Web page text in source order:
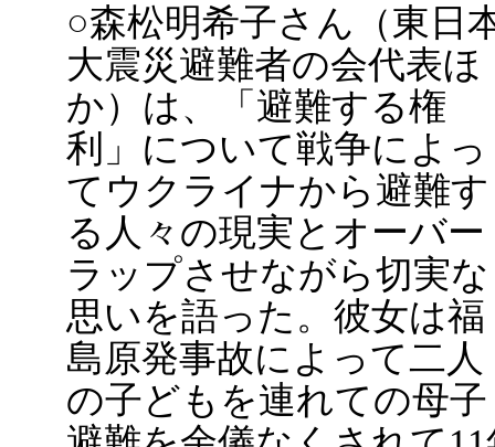
○森松明希子さん（東日
大震災避難者の会代表ほ
か）は、「避難する権
利」について戦争によっ
てウクライナから避難す
る人々の現実とオーバー
ラップさせながら切実な
思いを語った。彼女は福
島原発事故によって二人
の子どもを連れての母子